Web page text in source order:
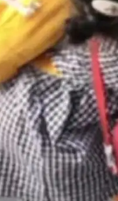
能通信组
实现了一
），
公有云模
但随着 AI
级、组织
安全性、
先是数据
场景，公
的需求。
要求较...
工智能在
业赋能、
。深信服
随着各行
成形态逐
：不只是
时代下，
，以及持
算力网关
和成本治
得清、管
从现在开
的结
者之一。
者之一。
。 Jeff D
离职。 他
Ghema
二十多
的共同
员，Se
Oriol Vin
面
强
，这一轮
一次补
是杭州无
——一位全
规划步
curl 一行
· GitHu
）在软件工
的主要载
至数百万